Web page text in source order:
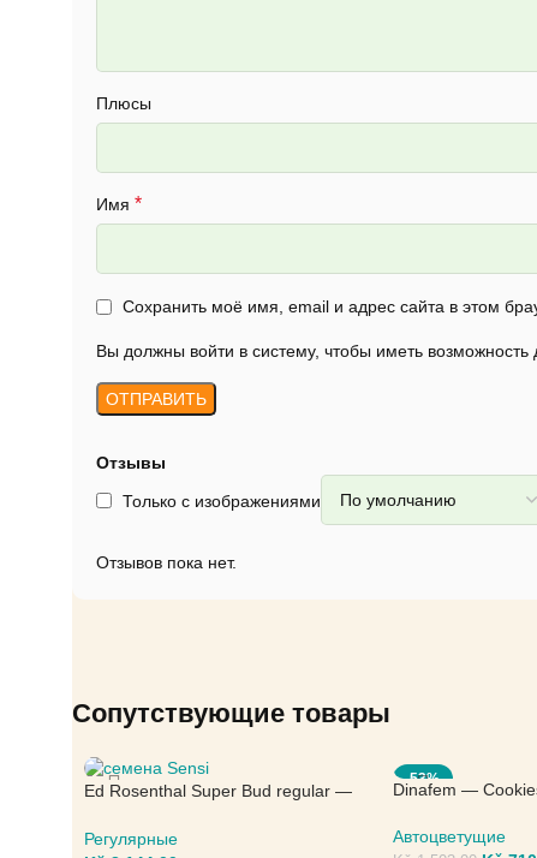
Отзывы
Только с изображениями
Отзывов пока нет.
Плюсы
Имя *
Сохранить моё имя, email и адрес сайта в этом
Вы должны войти в систему, чтобы иметь
Сопутствующие товары
Ed Rosenthal Super Bud regular —
Регулярные
-53%
Dinafem —
Автоцветущие